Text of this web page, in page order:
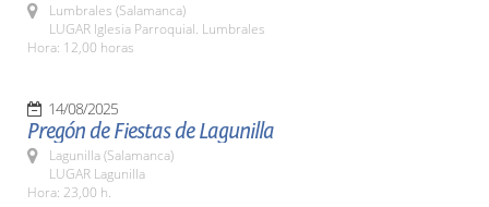
Lumbrales (Salamanca)
LUGAR Iglesia Parroquial. Lumbrales
Hora: 12,00 horas
14/08/2025
Pregón de Fiestas de Lagunilla
Lagunilla (Salamanca)
LUGAR Lagunilla
Hora: 23,00 h.